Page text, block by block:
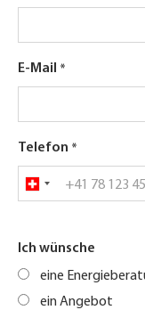
E-Mail
Telefon
Ich wünsche
eine
ein Angebot